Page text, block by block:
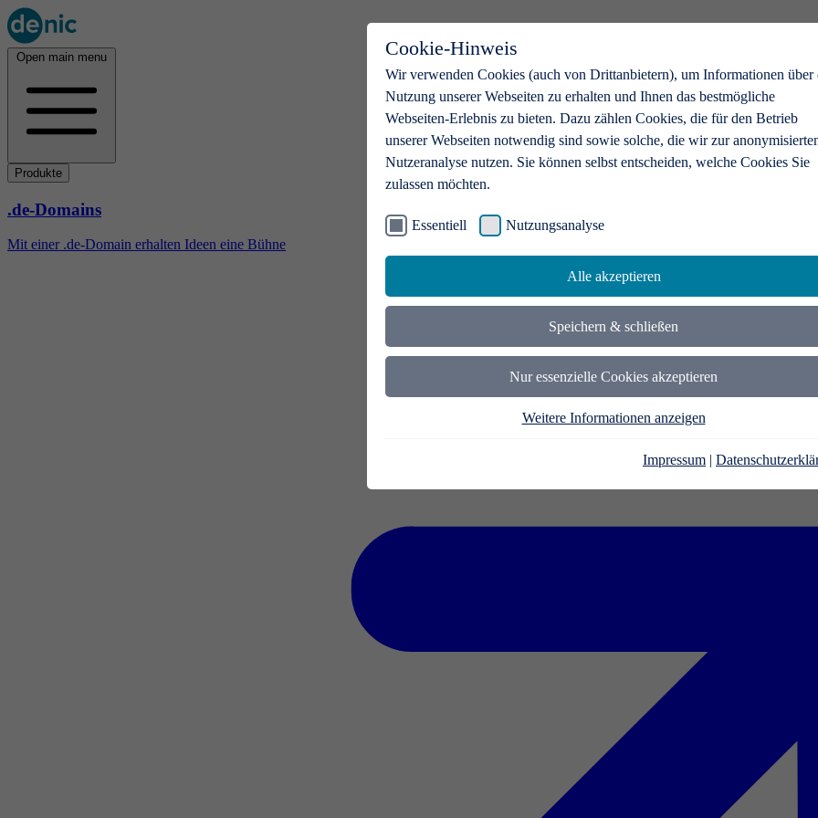
Cookie-Hinweis
Wir verwenden Cookies (auch von Drittanbietern), um Informationen über
Nutzung unserer Webseiten zu erhalten und Ihnen das bestmögliche
Webseiten-Erlebnis zu bieten. Dazu zählen Cookies, die für den Betrieb
unserer Webseiten notwendig sind sowie solche, die wir zur
Nutzeranalyse nutzen. Sie können selbst entscheiden, welche Cookies Sie
zulassen möchten.
Essentiell Nutzungsanalyse
Alle akzeptieren
Speichern & schließen
Nur essenzielle Cookies akzeptieren
Weitere Informationen anzeigen
Impressum |
Open main menu
Produkte
.de-Domains
Mit einer .de-Domain erhalten Ideen eine Bühne